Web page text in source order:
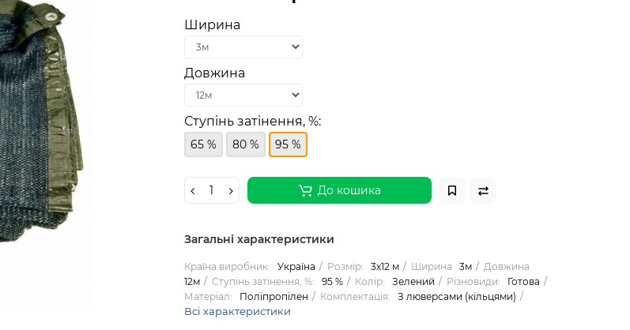
Ширина
Довжина
Ступінь затінення, %:
65 % 80 % 95 %
До кошика
Загальні характеристики
Країна виробник: Україна Розмір: 3х12 м Ширина 3м
Довжина
12м
Ступінь затінення, %: 95 % Колір: Зелений Різновиди:
Готова
Матеріал:
Поліпропілен Комплектація: З люверсами (кільцями)
Всі характеристики